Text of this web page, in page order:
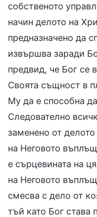
собственото
начин делото на
предназначено да
извършва заради
предвид, че Бог се
Своята същност в
Му да е способна
Следователно
заменено от
на Неговото
е сърцевината на
на Неговото
смесва с дело от
тъй като Бог